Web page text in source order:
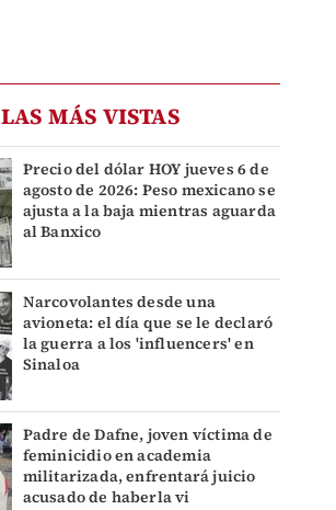
LAS MÁS VISTAS
Precio del dólar HOY jueves 6 de
agosto de 2026: Peso mexicano se
ajusta a la baja mientras aguarda
al Banxico
Narcovolantes desde una
avioneta: el día que se le declaró
la guerra a los 'influencers' en
Sinaloa
Padre de Dafne, joven víctima de
feminicidio en academia
militarizada, enfrentará juicio
acusado de haberla vi